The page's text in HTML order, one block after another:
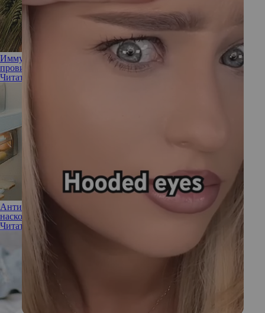
Иммунитет не принимает: что такое целиакия и в чем
провинился глютен
Читать полностью
Антитренд на лактозу: зачем убирать ее из продуктов и
насколько это необходимо
Читать полностью